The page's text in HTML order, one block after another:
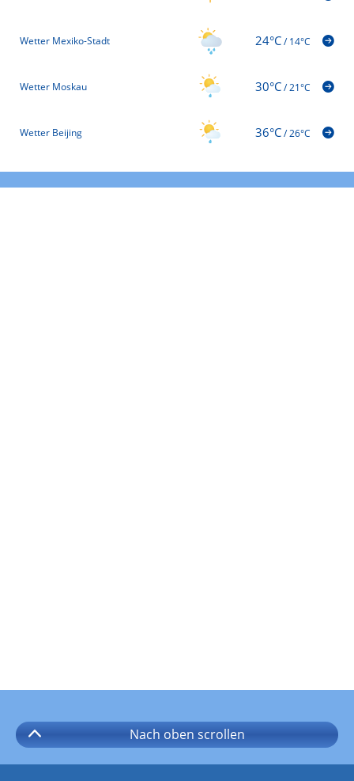
Wetter Mexiko-Stadt 24°C/14°C
Wetter Moskau 30°C/21°C
Wetter Beijing 36°C/26°C
Nach oben scrollen